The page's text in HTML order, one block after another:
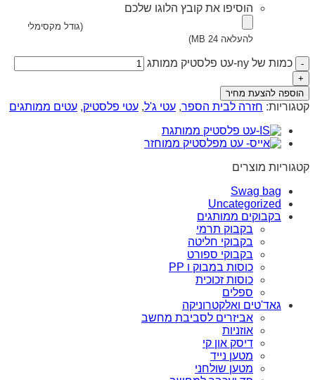
הוסיפו את קובץ הלוגו שלכם
(גודל מקסימלי
להעלאה 24 MB)
כמות של ny-עט פלסטיק ממותג
הוספה להצעת מחיר
קטגוריות: חזרה לבית הספר, עטי ג'ל, עטי פלסטיק, עטים ממותגים
קטגוריות מוצרים
Swag bag
Uncategorized
בקבוקים ממותגים
בקבוק תרמי
בקבוקי חליטה
בקבוקי ספורט
כוסות במבוק ו PP
כוסות זכוכית
ספלים
גאד'טים ואלקטרוניקה
אביזרים לסביבת מחשב
אוזניות
דיסק און קי
מטען נייד
מטען שולחני